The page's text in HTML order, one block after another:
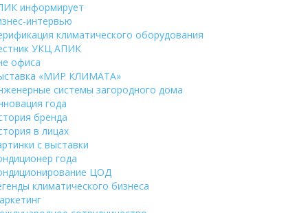
информирует
интервью
климатического оборудования
УКЦ АПИК
офиса
«МИР КЛИМАТА»
системы загородного дома
года
бренда
в лицах
с выставки
года
ЦОД
климатического бизнеса